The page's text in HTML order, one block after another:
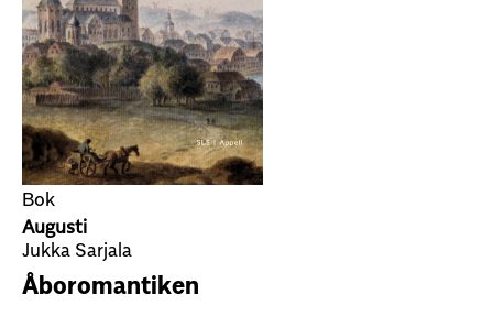
Bok
Augusti
Jukka Sarjala
Åboromantiken